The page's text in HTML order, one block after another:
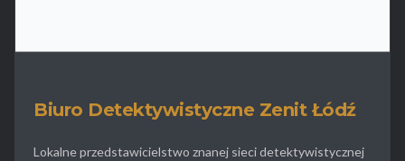
Biuro Detektywistyczne Zenit Łódź
Lokalne przedstawicielstwo znanej sieci detektywistycznej